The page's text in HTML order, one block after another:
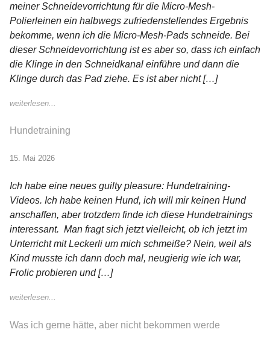
meiner Schneidevorrichtung für die Micro-Mesh-
Polierleinen ein halbwegs zufriedenstellendes Ergebnis
bekomme, wenn ich die Micro-Mesh-Pads schneide. Bei
dieser Schneidevorrichtung ist es aber so, dass ich einfach
die Klinge in den Schneidkanal einführe und dann die
Klinge durch das Pad ziehe. Es ist aber nicht […]
weiterlesen...
Hundetraining
15. Mai 2026
Ich habe eine neues guilty pleasure: Hundetraining-
Videos. Ich habe keinen Hund, ich will mir keinen Hund
anschaffen, aber trotzdem finde ich diese Hundetrainings
interessant. Man fragt sich jetzt vielleicht, ob ich jetzt im
Unterricht mit Leckerli um mich schmeiße? Nein, weil als
Kind musste ich dann doch mal, neugierig wie ich war,
Frolic probieren und […]
weiterlesen...
Was ich gerne hätte, aber nicht bekommen werde